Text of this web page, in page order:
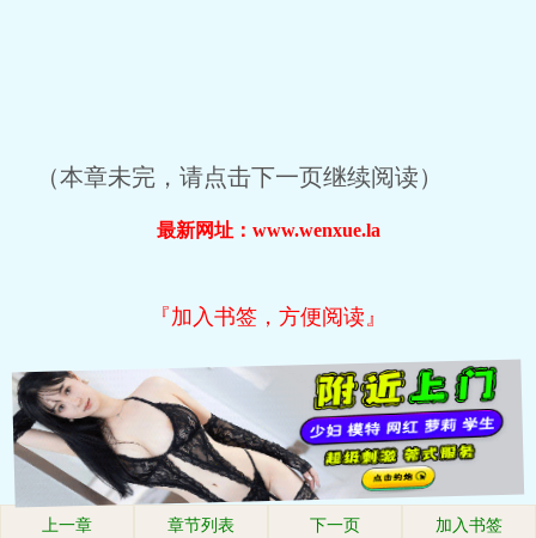
（本章未完，请点击下一页继续阅读）
最新网址：www.wenxue.la
『加入书签，方便阅读』
上一章 章节列表 下一页 加入书签